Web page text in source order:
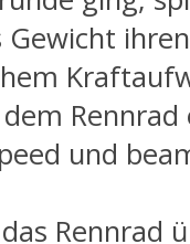
Gewicht
Rennrad
und
Rennrad